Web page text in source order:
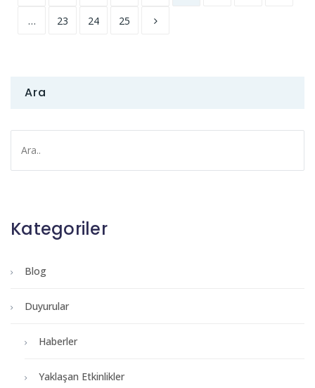
… 23 24 25
Ara
Kategoriler
Blog
Duyurular
Haberler
Yaklaşan Etkinlikler